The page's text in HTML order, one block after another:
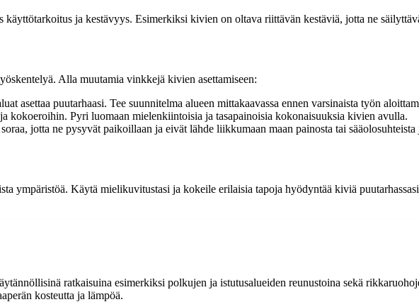
ja kestävyys. Esimerkiksi kivien on oltava riittävän kestäviä, jotta ne
Alla muutamia vinkkejä kivien asettamiseen:
asettaa puutarhaasi. Tee suunnitelma alueen mittakaavassa ennen varsinaista työn
kokoeroihin. Pyri luomaan mielenkiintoisia ja tasapainoisia kokonaisuuksia kivien avulla.
jotta ne pysyvät paikoillaan ja eivät lähde liikkumaan maan painosta tai sääolosuhteista
ympäristöä. Käytä mielikuvitustasi ja kokeile erilaisia tapoja hyödyntää kiviä
ratkaisuina esimerkiksi polkujen ja istutusalueiden reunustoina sekä
kosteutta ja lämpöä.